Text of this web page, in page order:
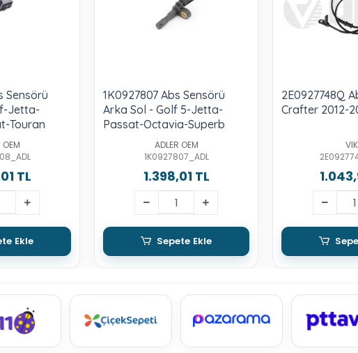
Sensörü
Jetta-
Touran
OEM
TL
Ekle
1K0927807 Abs Sensörü
Arka Sol - Golf 5-Jetta-
Passat-Octavia-Superb
ADLER OEM
1K0927807_ADL
1.398,01 TL
Sepete Ekle
2E0927748Q
Crafter 2012-